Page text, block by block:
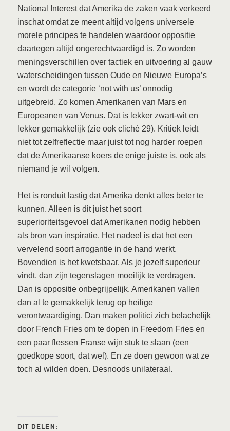
National Interest dat Amerika de zaken vaak verkeerd
inschat omdat ze meent altijd volgens universele
morele principes te handelen waardoor oppositie
daartegen altijd ongerechtvaardigd is. Zo worden
meningsverschillen over tactiek en uitvoering al gauw
waterscheidingen tussen Oude en Nieuwe Europa’s
en wordt de categorie ‘not with us’ onnodig
uitgebreid. Zo komen Amerikanen van Mars en
Europeanen van Venus. Dat is lekker zwart-wit en
lekker gemakkelijk (zie ook cliché 29). Kritiek leidt
niet tot zelfreflectie maar juist tot nog harder roepen
dat de Amerikaanse koers de enige juiste is, ook als
niemand je wil volgen.
Het is ronduit lastig dat Amerika denkt alles beter te
kunnen. Alleen is dit juist het soort
superioriteitsgevoel dat Amerikanen nodig hebben
als bron van inspiratie. Het nadeel is dat het een
vervelend soort arrogantie in de hand werkt.
Bovendien is het kwetsbaar. Als je jezelf superieur
vindt, dan zijn tegenslagen moeilijk te verdragen.
Dan is oppositie onbegrijpelijk. Amerikanen vallen
dan al te gemakkelijk terug op heilige
verontwaardiging. Dan maken politici zich belachelijk
door French Fries om te dopen in Freedom Fries en
een paar flessen Franse wijn stuk te slaan (een
goedkope soort, dat wel). En ze doen gewoon wat ze
toch al wilden doen. Desnoods unilateraal.
DIT DELEN: